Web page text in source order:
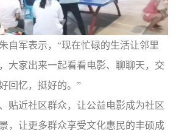
军表示，“现在忙碌的生活让邻里
大家出来一起看看电影、聊聊天，交
回忆，挺好的。”
近社区群众，让公益电影成为社区
，让更多群众享受文化惠民的丰硕成